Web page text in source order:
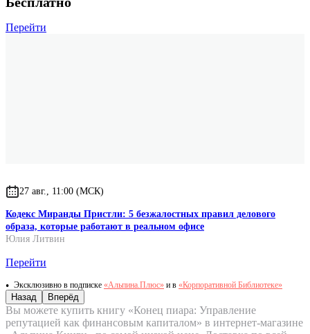
Перейти
27 авг., 11:00 (МСК)
Кодекс Миранды Пристли: 5 безжалостных правил делового
образа, которые работают в реальном офисе
Юлия Литвин
Перейти
Эксклюзивно в подписке «Альпина.Плюс» и в «Корпоративной Библиотеке»
Назад Вперёд
Вы можете купить книгу «Конец пиара: Управление
репутацией как финансовым капиталом» в интернет-магазине